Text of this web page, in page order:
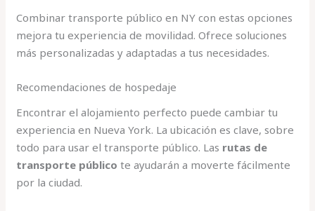
Combinar transporte público en NY con estas opciones
mejora tu experiencia de movilidad. Ofrece soluciones
más personalizadas y adaptadas a tus necesidades.
Recomendaciones de hospedaje
Encontrar el alojamiento perfecto puede cambiar tu
experiencia en Nueva York. La ubicación es clave, sobre
todo para usar el transporte público. Las rutas de
transporte público te ayudarán a moverte fácilmente
por la ciudad.